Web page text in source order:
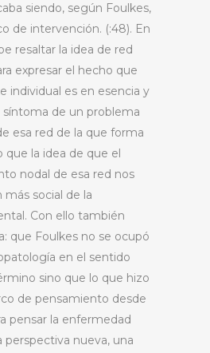
siendo, según Foulkes,
de intervención. (:48). En
resaltar la idea de red
expresar el hecho que
individual es en esencia y
de un problema
esa red de la que forma
que la idea de que el
nodal de esa red nos
más social de la
Con ello también
que Foulkes no se ocupó
en el sentido
sino que lo que hizo
de pensamiento desde
pensar la enfermedad
perspectiva nueva, una